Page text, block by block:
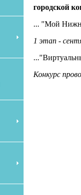
городской
... "Мой
1 этап -
...
Конкурс